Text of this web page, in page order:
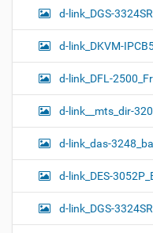
d-link_DGS-
d-link_DKVM-
d-link_DFL-
d-link__mts_dir-
d-link_das-
d-link_DES-
d-link_DGS-